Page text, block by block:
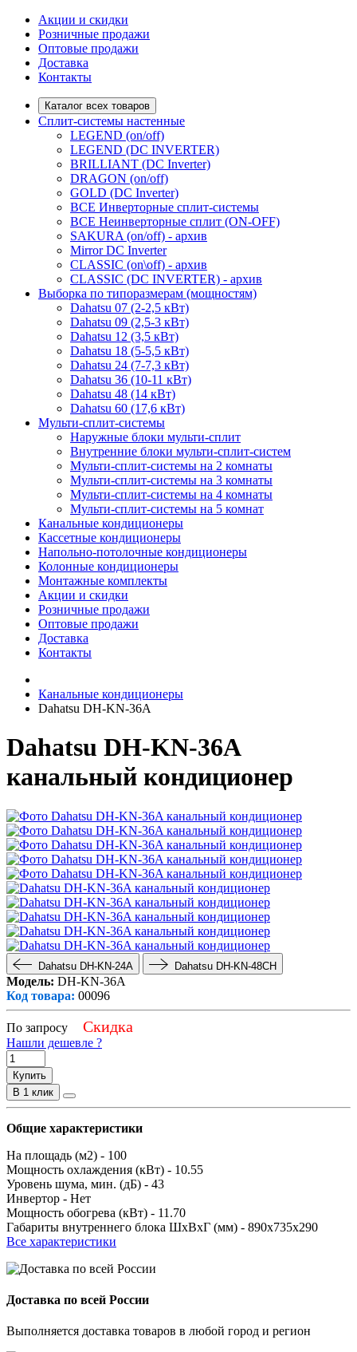
Акции и скидки
Розничные продажи
Оптовые продажи
Доставка
Контакты
Каталог всех товаров
Сплит-системы настенные
LEGEND (on/off)
LEGEND (DC INVERTER)
BRILLIANT (DC Inverter)
DRAGON (on/off)
GOLD (DC Inverter)
ВСЕ Инверторные сплит-системы
ВСЕ Неинверторные сплит (ON-OFF)
SAKURA (on/off) - архив
Mirror DC Inverter
CLASSIC (on\off) - архив
CLASSIC (DC INVERTER) - архив
Выборка по типоразмерам (мощностям)
Dahatsu 07 (2-2,5 кВт)
Dahatsu 09 (2,5-3 кВт)
Dahatsu 12 (3,5 кВт)
Dahatsu 18 (5-5,5 кВт)
Dahatsu 24 (7-7,3 кВт)
Dahatsu 36 (10-11 кВт)
Dahatsu 48 (14 кВт)
Dahatsu 60 (17,6 кВт)
Мульти-сплит-системы
Наружные блоки мульти-сплит
Внутренние блоки мульти-сплит-систем
Мульти-сплит-системы на 2 комнаты
Мульти-сплит-системы на 3 комнаты
Мульти-сплит-системы на 4 комнаты
Мульти-сплит-системы на 5 комнат
Канальные кондиционеры
Кассетные кондиционеры
Напольно-потолочные кондиционеры
Колонные кондиционеры
Монтажные комплекты
Акции и скидки
Розничные продажи
Оптовые продажи
Доставка
Контакты
Канальные кондиционеры
Dahatsu DH-KN-36A
Dahatsu DH-KN-36A
канальный кондиционер
Dahatsu DH-KN-24A Dahatsu DH-KN-48CH
Модель: DH-KN-36A
Код товара: 00096
По запросу Скидка
Нашли дешевле ?
Купить
В 1 клик
Общие характеристики
На площадь (м2) - 100
Мощность охлаждения (кВт) - 10.55
Уровень шума, мин. (дБ) - 43
Инвертор - Нет
Мощность обогрева (кВт) - 11.70
Габариты внутреннего блока ШхВхГ (мм) - 890x735x290
Все характеристики
Доставка по всей России
Выполняется доставка товаров в любой город и регион